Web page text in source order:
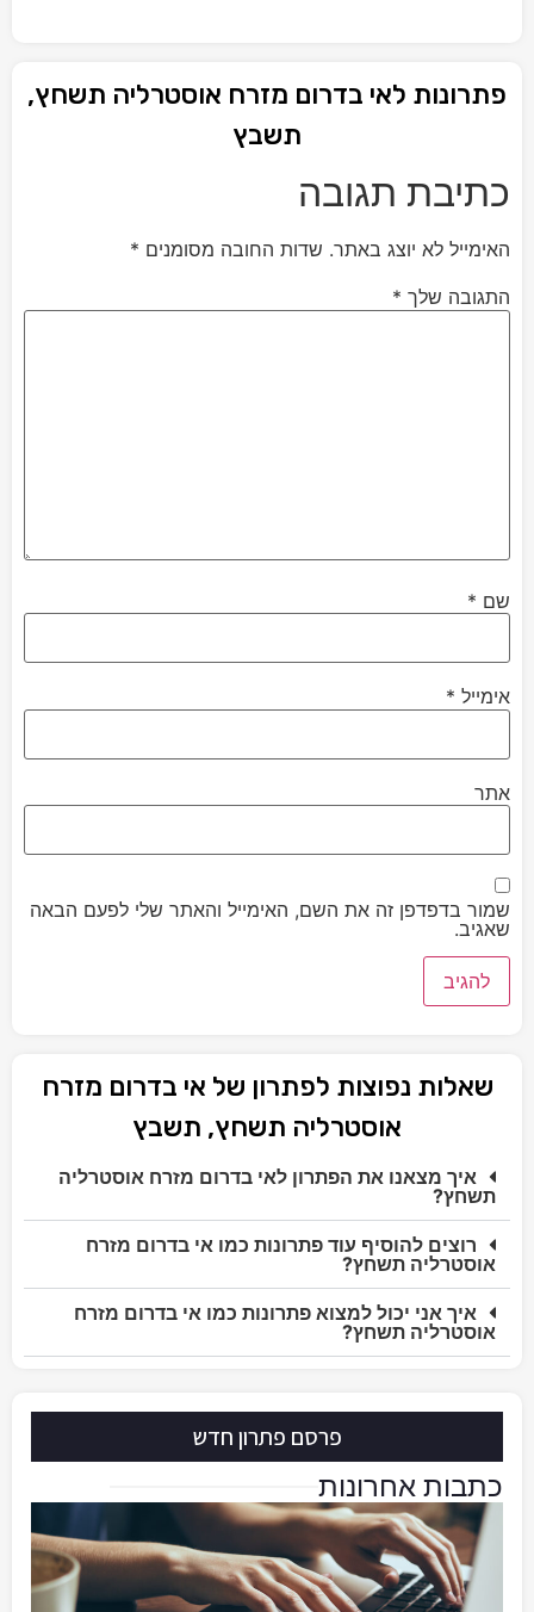
פתרונות לאי בדרום מזרח אוסטרליה תשחץ,
תשבץ
כתיבת תגובה
האימייל לא יוצג באתר. שדות החובה מסומנים *
התגובה שלך *
שם *
אימייל *
אתר
שמור בדפדפן זה את השם, האימייל והאתר שלי לפעם הבאה
שאגיב.
שאלות נפוצות לפתרון של אי בדרום מזרח
אוסטרליה תשחץ, תשבץ
איך מצאנו את הפתרון לאי בדרום מזרח אוסטרליה
תשחץ?
רוצים להוסיף עוד פתרונות כמו אי בדרום מזרח
אוסטרליה תשחץ?
איך אני יכול למצוא פתרונות כמו אי בדרום מזרח
אוסטרליה תשחץ?
פרסם פתרון חדש
כתבות אחרונות